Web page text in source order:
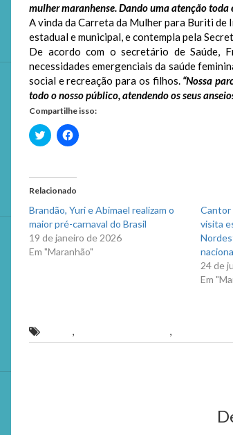
mulher maranhense. Dando uma atenção toda
A vinda da Carreta da Mulher para Buriti
estadual e municipal, e contempla pela
De acordo com o secretário de Saúde,
necessidades emergenciais da saúde
social e recreação para os filhos. “Nossa
todo o nosso público, atendendo os seus
Compartilhe isso:
Clique
para
em
nova
janela)
Clique
para
em
nova
janela)
Relacionado
Brandão, Yuri e Abimael realizam o
maior pré-carnaval do Brasil
19 de janeiro de 2026
Em "Maranhão"
Cantor
visita
24 de
Em
, ,